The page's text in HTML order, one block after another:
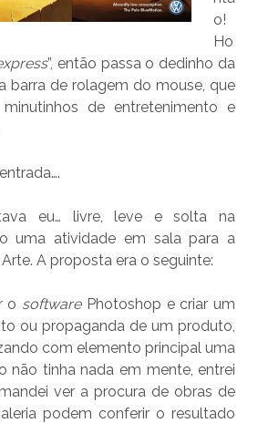
o!
Ho
”, então passa o dedinho da
barra de rolagem do mouse, que
de entretenimento e
eu… livre, leve e solta na
uma atividade em sala para a
A proposta era o seguinte:
o softwarePhotoshop e criar um
ou propaganda de um produto,
com elemento principal uma
não tinha nada em mente, entrei
ver a procura de obras de
podem conferir o resultado